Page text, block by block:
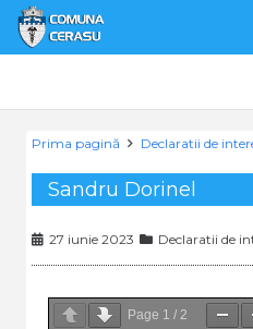
Prima pagină Declaratii de
Sandru Dorinel
27 iunie 2023 Declaratii de
Page 1 / 2